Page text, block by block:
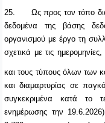
25.
Ως προς τον τόπο
δεδομένα της βάσης
οργανισμού με έργο τη
σχετικά με τις
και τους τύπους όλων των
και διαμαρτυρίας σε
συγκεκριμένα κατά το
ενημέρωσης την